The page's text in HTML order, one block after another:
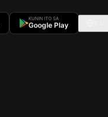
KUNIN ITO SA
Google Play TL